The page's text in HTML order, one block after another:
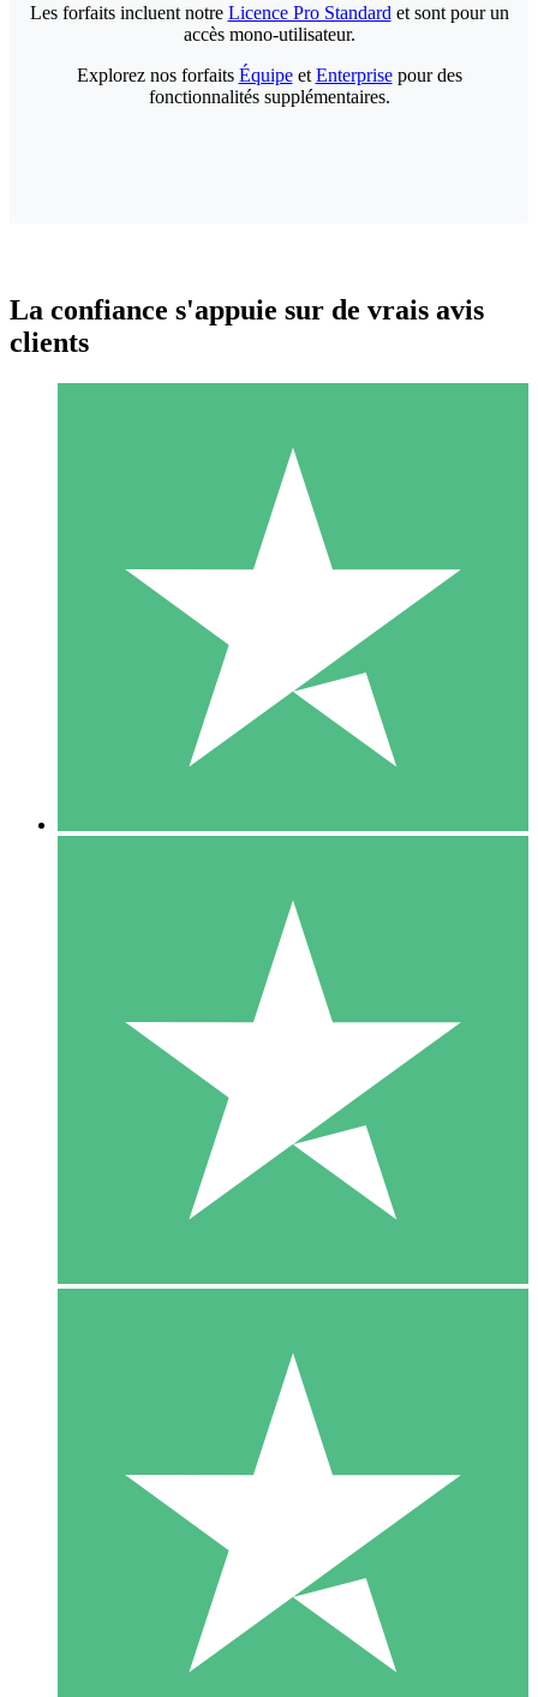
Packs de Crédits Individuels
Payez à l'utilisation avec des crédits de téléchargement. Sans
1 Téléchargement
10 00
10 Téléchargements
20 00
Les forfaits incluent notre Licence Pro Standard et sont pour un
accès mono-utilisateur.
Explorez nos forfaits Équipeet Enterprisepour des
fonctionnalités supplémentaires.
La confiance s'appuie sur de vrais avis
clients